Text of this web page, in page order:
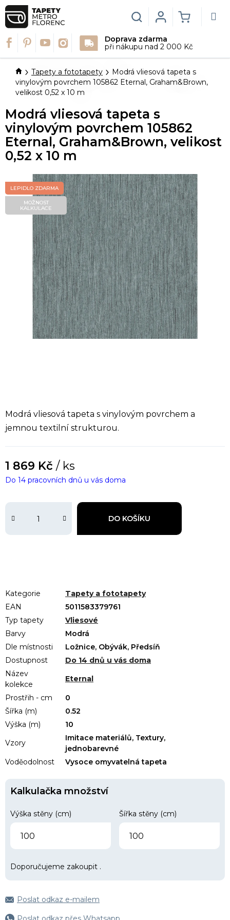
Přejít
na
obsah
Doprava zdarma
při nákupu nad 2 000 Kč
Hledat
KOŠÍK
Login
DomůTapety a fototapety
Modrá vliesová tapeta s
vinylovým povrchem 105862 Eternal, Graham&Brown,
velikost 0,52 x 10 m
Modrá vliesová tapeta s vinylovým povrchem a
jemnou textilní strukturou.
1 869 Kč / ks
DO KOŠÍKU
Do 14 pracovních dnů u vás doma
Kategorie
Tapety a fototapety
EAN
5011583379761
Typ tapety
Vliesové
Barvy
Modrá
Dle místnosti
Ložnice, Obývák, Předsíň
Dostupnost
Do 14 dnů u vás doma
Název
kolekce
Eternal
Prostřih - cm
0
Šířka (m)
0.52
Výška (m)
10
Vzory
Imitace materiálů, Textury,
jednobarevné
Voděodolnost
Vysoce omyvatelná tapeta
Kalkulačka množství
Výška stěny (cm) Šířka stěny (cm)
Doporučujeme zakoupit .
Poslat odkaz e-mailem
Modrá vliesová tapeta s
vinylovým povrchem 105862
Eternal, Graham&Brown, velikost
0,52 x 10 m
LEPIDLO ZDARMA
MOŽNOST
KALKULACE